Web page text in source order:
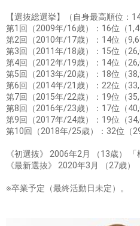
【選抜総選挙】（自身最高順位：14
第1回（2009年/16歳）：16位（
第2回（2010年/17歳）：14位（
第3回（2011年/18歳）：15位（
第4回（2012年/19歳）：14位（
第5回（2013年/20歳）：18位（
第6回（2014年/21歳）：22位（
第7回（2015年/22歳）：19位（
第8回（2016年/23歳）：17位（
第9回（2017年/24歳）：19位（
第10回（2018年/25歳）：32位（
《初選抜》 2006年2月 （13歳） 「
《最新選抜》 2020年3月 （27歳）
※卒業予定（最終活動日未定）。